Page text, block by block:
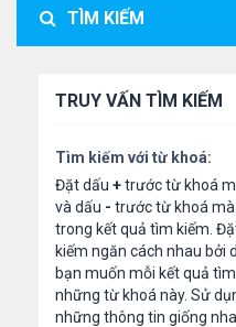
TÌM KIẾM
TRUY VẤN TÌM KIẾM
Tìm kiếm với từ khoá:
Đặt dấu +trước từ khoá
và dấu - trước từ khoá
trong kết quả tìm kiếm.
kiếm ngăn cách nhau bởi
bạn muốn mỗi kết quả
những từ khoá này. Sử
những thông tin giống